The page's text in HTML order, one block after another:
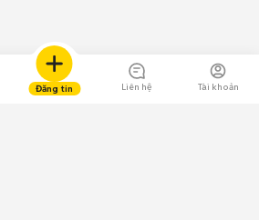
Đăng tin Liên hệ Tài khoản